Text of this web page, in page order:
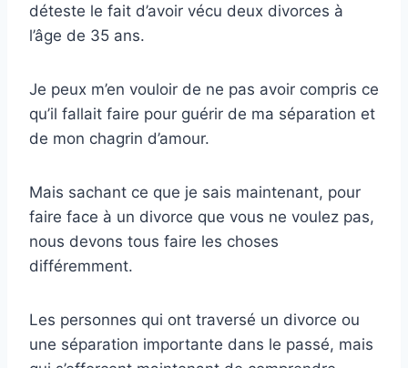
déteste le fait d’avoir vécu deux divorces à
l’âge de 35 ans.
Je peux m’en vouloir de ne pas avoir compris ce
qu’il fallait faire pour guérir de ma séparation et
de mon chagrin d’amour.
Mais sachant ce que je sais maintenant, pour
faire face à un divorce que vous ne voulez pas,
nous devons tous faire les choses
différemment.
Les personnes qui ont traversé un divorce ou
une séparation importante dans le passé, mais